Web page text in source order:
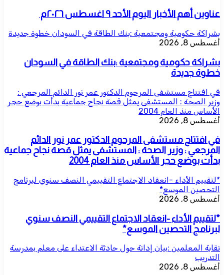
عناوين أهم الأخبار اليوم الأحد ٩ اغسطس ٢٠٢٦م ​
بشراكة حكومية ومجتمعية :بنك الطاقة في السودان خطوة جديدة
أغسطس 8, 2026
بشراكة حكومية ومجتمعية :بنك الطاقة في السودان
خطوة جديدة
في افتتاح مستشفى المرحوم الدكتور عمر نور الدائم المرجعي :
وزير الصحة : المستشفى يمثل قصة نجاح جماعية بدأت بوضع حجر
الأساس منذ العام 2004
أغسطس 8, 2026
في افتتاح مستشفى المرحوم الدكتور عمر نور الدائم
المرجعي : وزير الصحة : المستشفى يمثل قصة نجاح جماعية
بدأت بوضع حجر الأساس منذ العام 2004
*لتقييم الأداء -انعقاد الاجتماع التقييمي النصف سنوي لبرنامج
التحصين الموسع*
أغسطس 8, 2026
*لتقييم الأداء -انعقاد الاجتماع التقييمي النصف سنوي
لبرنامج التحصين الموسع*
نقابة المعلمين :بيان إدانة حول حادثة الاعتداء على معلم بمدرسة
التدريب
أغسطس 8, 2026